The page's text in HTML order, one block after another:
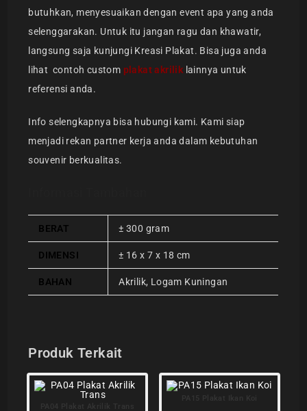
butuhkan, menyesuaikan dengan event apa yang anda
selenggarakan. Untuk itu jangan ragu dan khawatir,
langsung saja kunjungi Kreasi Plakat. Bisa juga anda
lihat contoh custom plakat akriliklainnya untuk
referensi anda.
Info selengkapnya bisa hubungi kami. Kami siap
menjadi rekan partner kerja anda dalam kebutuhan
souvenir berkualitas.
BERAT ± 300 gram
DIMENSI ± 16 x 7 x 18 cm
BAHAN Akrilik, Logam Kuningan
Produk Terkait